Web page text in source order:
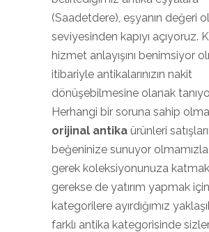
(Saadetdere), eşyanın değeri
seviyesinden kapıyı açıyoruz.
hizmet anlayışını benimsiyor
itibariyle antikalarınızın nakit
dönüşebilmesine olanak
Herhangi bir soruna sahip
orijinal antika ürünleri
beğeninize sunuyor
gerek koleksiyonunuza
gerekse de yatırım yapmak
kategorilere ayırdığımız
farklı antika kategorisinde